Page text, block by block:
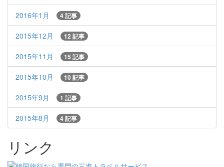
2016年1月 4 記事
2015年12月 12 記事
2015年11月 15 記事
2015年10月 10 記事
2015年9月 1 記事
2015年8月 4 記事
リンク